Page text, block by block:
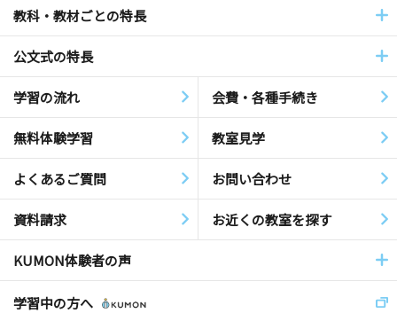
教科・教材ごとの特長
公文式の特長
学習の流れ 会費・各種手続き
無料体験学習 教室見学
よくあるご質問 お問い合わせ
資料請求 お近くの教室を探す
KUMON体験者の声
学習中の方へ